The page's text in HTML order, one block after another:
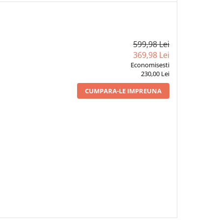
599,98 Lei
369,98 Lei
Economisesti
230,00 Lei
CUMPARA-LE IMPREUNA